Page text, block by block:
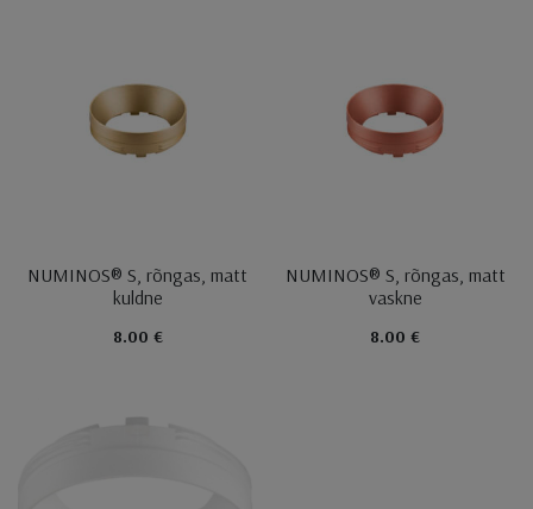
NUMINOS® S, rõngas, matt
kuldne
8.00 €
NUMINOS® S, rõngas, matt
vaskne
8.00 €